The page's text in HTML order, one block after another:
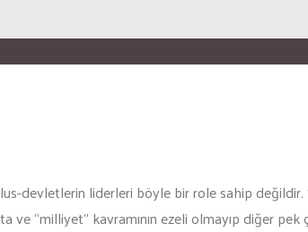
liderleri böyle bir role sahip değildir.
“milliyet” kavramının ezeli olmayıp diğer